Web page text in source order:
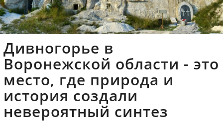
Дивногорье в
Воронежской области - это
место, где природа и
история создали
невероятный синтез